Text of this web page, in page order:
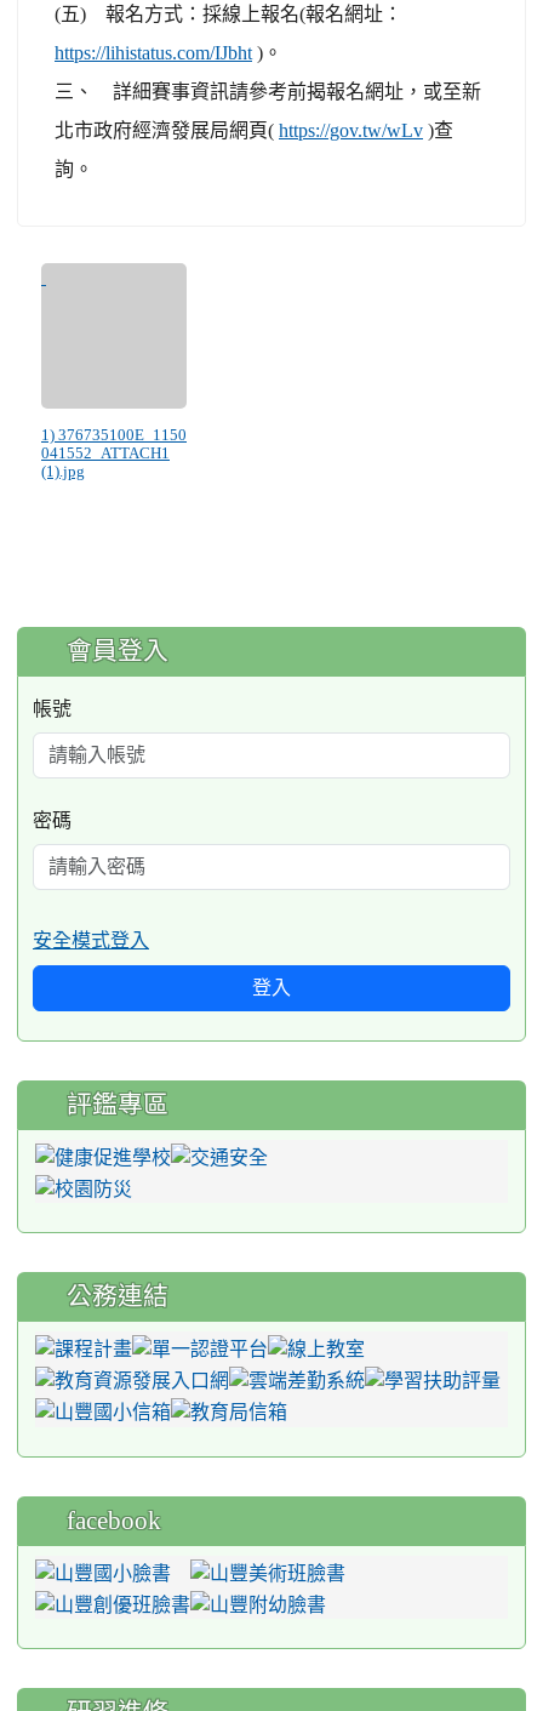
(五) 報名方式：採線上報名(報名網址：
https://lihistatus.com/IJbht )。
三、 詳細賽事資訊請參考前揭報名網址，或至新
北市政府經濟發展局網頁( https://gov.tw/wLv )查
詢。
1) 376735100E_1150
041552_ATTACH1
(1).jpg
:::
會員登入
帳號
密碼
安全模式登入
登入
評鑑專區
公務連結
facebook